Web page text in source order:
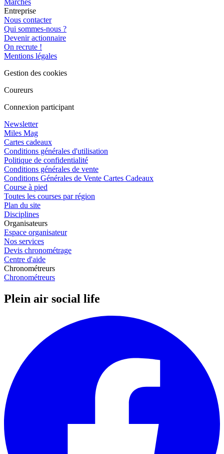
Marches
Entreprise
Nous contacter
Qui sommes-nous ?
Devenir actionnaire
On recrute !
Mentions légales
Gestion des cookies
Coureurs
Connexion participant
Newsletter
Miles Mag
Cartes cadeaux
Conditions générales d'utilisation
Politique de confidentialité
Conditions générales de vente
Conditions Générales de Vente Cartes Cadeaux
Course à pied
Toutes les courses par région
Plan du site
Disciplines
Organisateurs
Espace organisateur
Nos services
Devis chronométrage
Centre d'aide
Chronométreurs
Chronométreurs
Plein air social life